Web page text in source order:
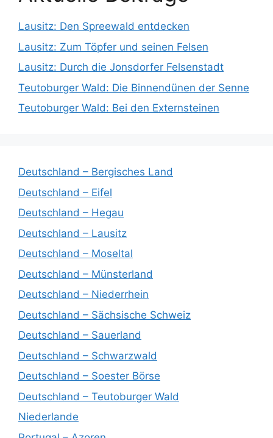
Lausitz: Den Spreewald entdecken
Lausitz: Zum Töpfer und seinen Felsen
Lausitz: Durch die Jonsdorfer Felsenstadt
Teutoburger Wald: Die Binnendünen der Senne
Teutoburger Wald: Bei den Externsteinen
Deutschland – Bergisches Land
Deutschland – Eifel
Deutschland – Hegau
Deutschland – Lausitz
Deutschland – Moseltal
Deutschland – Münsterland
Deutschland – Niederrhein
Deutschland – Sächsische Schweiz
Deutschland – Sauerland
Deutschland – Schwarzwald
Deutschland – Soester Börse
Deutschland – Teutoburger Wald
Niederlande